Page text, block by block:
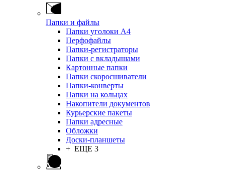
Папки и файлы
Папки уголоки А4
Перфофайлы
Папки-регистраторы
Папки с вкладышами
Картонные папки
Папки скоросшиватели
Папки-конверты
Папки на кольцах
Накопители документов
Курьерские пакеты
Папки адресные
Обложки
Доски-планшеты
+ ЕЩЕ 3